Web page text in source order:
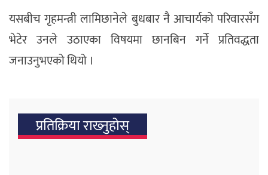
यसबीच गृहमन्त्री लामिछानेले बुधबार नै आचार्यको परिवारसँग
भेटेर उनले उठाएका विषयमा छानबिन गर्ने प्रतिवद्धता
जनाउनुभएको थियो ।
प्रतिक्रिया राख्‍नुहोस्